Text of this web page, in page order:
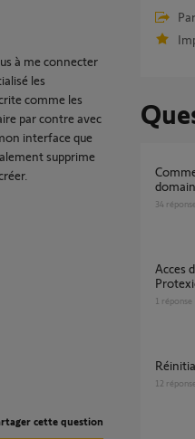
à me connecter
les
comme les
par contre avec
interface que
supprime
cette question
Comment obtenir mon nom de sous
34
Acces distance sur deux centrales Somfy
1 réponse
12